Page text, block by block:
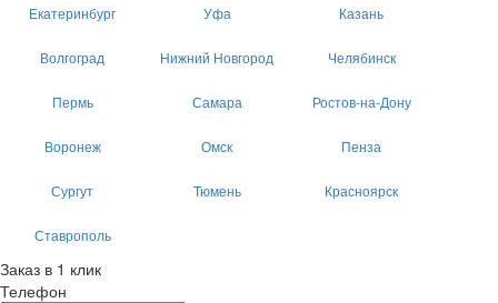
Екатеринбург Уфа Казань
Волгоград Нижний Новгород Челябинск
Пермь Самара Ростов-на-Дону
Воронеж Омск Пенза
Сургут Тюмень Красноярск
Ставрополь
Заказ в 1 клик
Телефон